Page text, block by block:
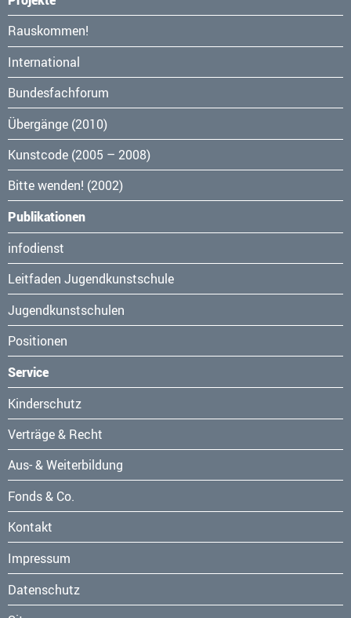
Navigation
überspringen
Rauskommen!
International
Bundesfachforum
Übergänge (2010)
Kunstcode (2005 – 2008)
Bitte wenden! (2002)
Publikationen
Navigation
überspringen
infodienst
Leitfaden Jugendkunstschule
Jugendkunstschulen
Positionen
Service
Navigation
überspringen
Kinderschutz
Verträge & Recht
Aus- & Weiterbildung
Fonds & Co.
Kontakt
Navigation
überspringen
Impressum
Datenschutz